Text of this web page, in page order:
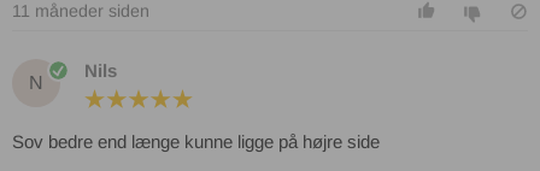
11 måneder siden
N
Nils
Sov bedre end længe kunne ligge på højre side